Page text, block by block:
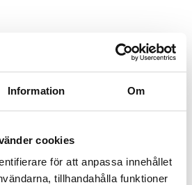
Information Om
cookies
för att anpassa innehållet
tillhandahålla funktioner